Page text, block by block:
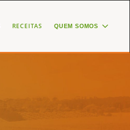
RECEITAS QUEM SOMOS